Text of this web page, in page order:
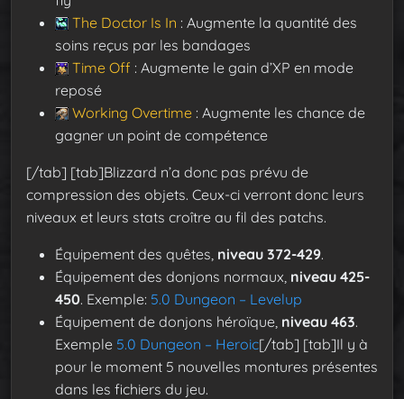
The Doctor Is In : Augmente la quantité des
soins reçus par les bandages
Time Off : Augmente le gain d’XP en mode
reposé
Working Overtime : Augmente les chance de
gagner un point de compétence
[/tab] [tab]Blizzard n’a donc pas prévu de
compression des objets. Ceux-ci verront donc leurs
niveaux et leurs stats croître au fil des patchs.
Équipement des quêtes, niveau 372-429.
Équipement des donjons normaux, niveau 425-
450. Exemple: 5.0 Dungeon – Levelup
Équipement de donjons héroïque, niveau 463.
Exemple 5.0 Dungeon – Heroic[/tab] [tab]Il y à
pour le moment 5 nouvelles montures présentes
dans les fichiers du jeu.